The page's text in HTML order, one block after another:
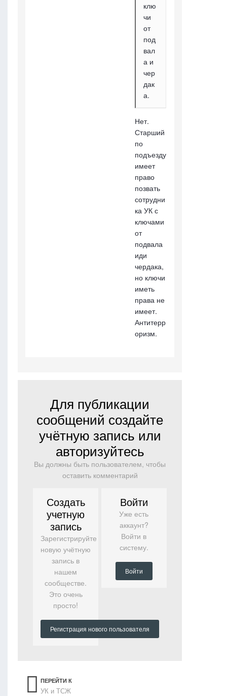
клю
чи
от
под
вал
а и
чер
дак
а.
Нет.
Старший
по
подъезду
имеет
право
позвать
сотрудни
ка УК с
ключами
от
подвала
иди
чердака,
но ключи
иметь
права не
имеет.
Антитерр
оризм.
Для публикации
сообщений создайте
учётную запись или
авторизуйтесь
Вы должны быть пользователем, чтобы
оставить комментарий
Создать
учетную
запись
Зарегистрируйте
новую учётную
запись в
нашем
сообществе.
Это очень
просто!
Регистрация нового пользователя
Войти
Уже есть
аккаунт?
Войти в
систему.
Войти
ПЕРЕЙТИ К
СПИСКУ ТЕМ
УК и ТСЖ